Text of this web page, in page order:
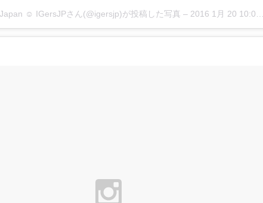
☺︎ IGersJPさん(@igersjp)が投稿した写真 – 2016 1月 20 10:05午後 PST